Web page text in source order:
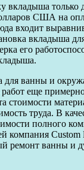
вкладыша только
США на
входит
вкладыша
его
для ванны и
еще
стоимости
труда. В
полного
компания
ремонт ванны и